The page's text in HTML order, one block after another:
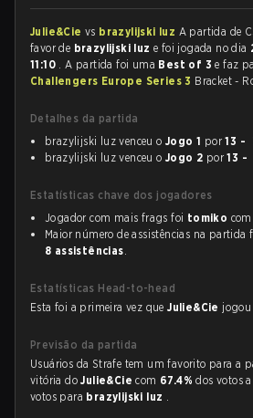
Julie&Cie vs brazylijski luz A partida de
favor de brazylijski luze foi jogada no dia
11:10 . A partida foi uma Best of 3e faz
Challengers Europe Series 3 Bracket -
Detalhes da partida
brazylijski luz venceu o Jogo 1 por13 -
brazylijski luz venceu o Jogo 2 por13 -
Estatísticas chave dos jogadores
Jogador com mais frags foi tomiko com
Maior número de assistências na partida
8 assistências.
Estatísticas Head-to-head
Esta foi a primeira vez queJulie&Cie jogou
Previsão da partida
Usuários da Strafe tem um favorito para a
vitória doJulie&Ciecom 67.4%dos votos
votos para brazylijski luz .